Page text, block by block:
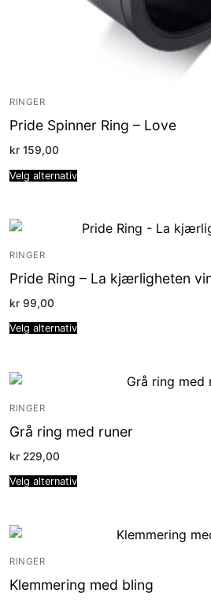
RINGER
Pride Spinner Ring – Love
kr 159,00
Velg alternativ
RINGER
Pride Ring – La kjærligheten
kr 99,00
Velg alternativ
RINGER
Grå ring med runer
kr 229,00
Velg alternativ
RINGER
Klemmering med bling